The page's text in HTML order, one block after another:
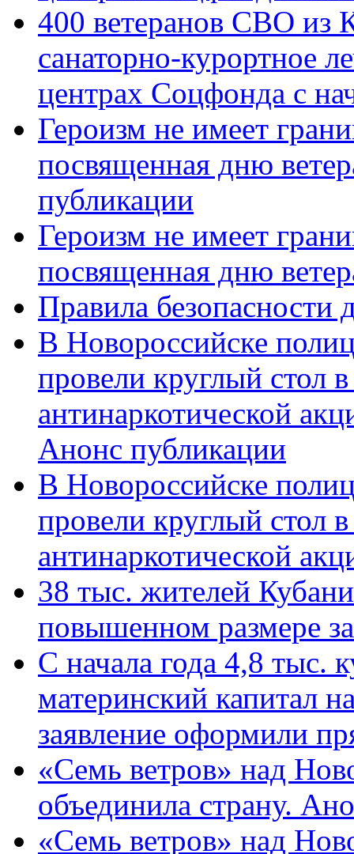
400 ветеранов СВО из
санаторно-курортное
центрах Соцфонда с
Героизм не имеет
посвященная дню
публикации
Героизм не имеет
посвященная дню
Правила безопасности
В Новороссийске
провели круглый стол
антинаркотической
Анонс публикации
В Новороссийске
провели круглый стол
антинаркотической
38 тыс. жителей
повышенном размере
С начала года 4,8 тыс.
материнский капитал
заявление оформили
«Семь ветров» над
объединила страну.
«Семь ветров» над